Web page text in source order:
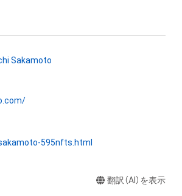
Lawrence” by Ryuichi Sakamoto
signature pieces, “Merry
- 2021”, was recorded at Bunkamura
30th, 2021, while fighting against
of this work in 2021. The 595 music
into a unique NFT.
each bar, composing a total of 595
ん。
等の保有者であっても、本コンテンツの権
び株式会社幻冬舎（またはこれらの者の
託先）から別途の承諾を得ずに、個人によ
利用、商用利用その他の法律上権利者の
を含みますが、これらに限りません。)を
。
、正確性、完全性、有効性、特定の目的への
Sakamoto
595nfts.html
翻訳（AI）を表示